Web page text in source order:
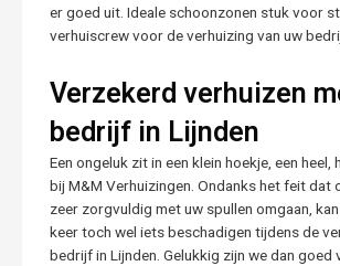
er goed uit. Ideale schoonzonen stuk voor
verhuiscrew voor de verhuizing van uw
Verzekerd verhuizen
bedrijf in Lijnden
Een ongeluk zit in een klein hoekje, een heel,
bij M&M Verhuizingen. Ondanks het feit dat
zeer zorgvuldig met uw spullen omgaan,
keer toch wel iets beschadigen tijdens de
bedrijf in Lijnden. Gelukkig zijn we dan goed